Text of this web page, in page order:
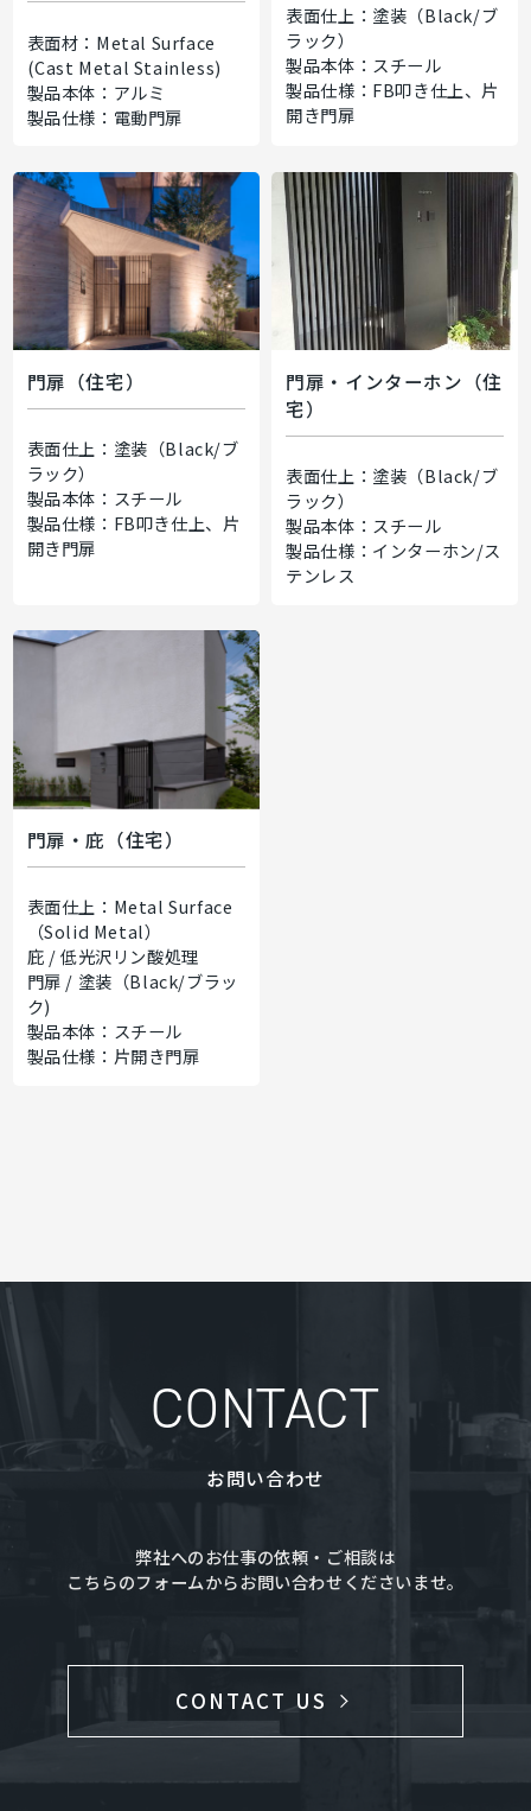
表面材：Metal Surface
(Cast Metal Stainless)
製品本体：アルミ
製品仕様：電動門扉
表面仕上：塗装（Black/ブ
ラック）
製品本体：スチール
製品仕様：FB叩き仕上、片
開き門扉
門扉（住宅）
表面仕上：塗装（Black/ブ
ラック）
製品本体：スチール
製品仕様：FB叩き仕上、片
開き門扉
門扉・インターホン（住
宅）
表面仕上：塗装（Black/ブ
ラック）
製品本体：スチール
製品仕様：インターホン/ス
テンレス
門扉・庇（住宅）
表面仕上：Metal Surface
（Solid Metal）
庇 / 低光沢リン酸処理
門扉 / 塗装（Black/ブラッ
ク)
製品本体：スチール
製品仕様：片開き門扉
CONTACT
お問い合わせ
弊社へのお仕事の依頼・ご相談は
こちらのフォームからお問い合わせくださいませ。
CONTACT US